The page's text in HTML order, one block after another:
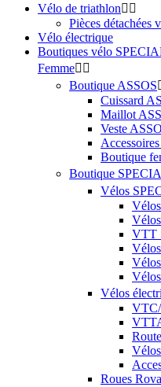
Vélo de triathlon 
Pièces détachées
Vélo électrique
Boutiques vélo
Femme 
Boutique ASSOS
Cuissard
Maillot
Veste
Boutique
Boutique
Vélos
VTT
Vélos
Roues